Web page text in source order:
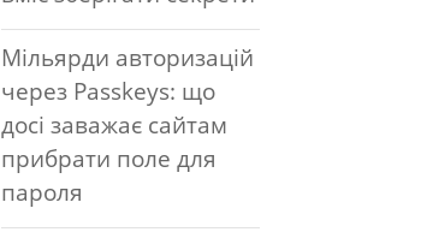
Мільярди авторизацій
через Passkeys: що
досі заважає сайтам
прибрати поле для
пароля